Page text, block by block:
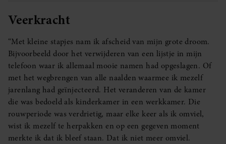
Veerkracht
“Met kleine stapjes nam ik afscheid van mijn grote droom.
Bijvoorbeeld door het verwijderen van een lijstje in mijn
telefoon waar ik allemaal mooie namen had opgeslagen. Of
met het wegbrengen van alle naalden waarmee ik mezelf
jarenlang had geïnjecteerd. Het veranderen van de kamer
die was bedoeld als kinderkamer in een werkkamer. Die
rouwperiode was verdrietig, maar elke keer als ik omviel,
wist ik mezelf te herpakken en op een gegeven moment
merkte ik dat ik bleef staan. Dat ik niet meer omviel.